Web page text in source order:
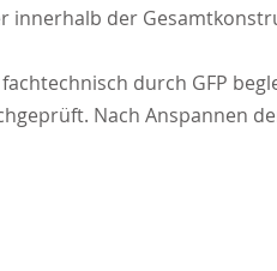
innerhalb der
durch GFP
Nach Anspannen